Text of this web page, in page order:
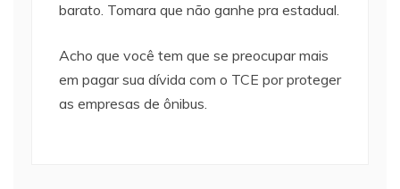
barato. Tomara que não ganhe pra estadual.
Acho que você tem que se preocupar mais
em pagar sua dívida com o TCE por proteger
as empresas de ônibus.